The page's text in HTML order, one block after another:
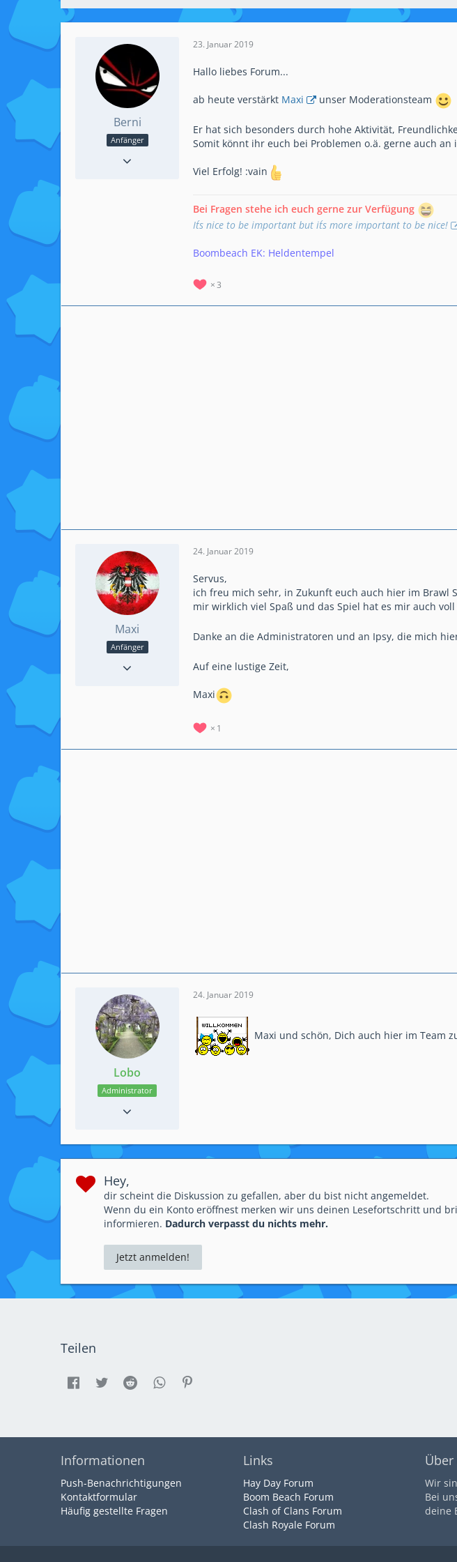
Berni
Anfänger
23. Januar 2019
Hallo liebes Forum...
ab heute verstärkt Maxi unser Moderationsteam
Er hat sich besonders durch hohe Aktivität,
Somit könnt ihr euch bei Problemen o.ä. gerne auch an
Viel Erfolg! :vain
Bei Fragen stehe ich euch gerne zur Verfügung
It´s nice to be important but it´s more important to be nice!
Boombeach EK: Heldentempel
3
Maxi
Anfänger
24. Januar 2019
Servus,
ich freu mich sehr, in Zukunft euch auch hier im Brawl
mir wirklich viel Spaß und das Spiel hat es mir auch voll
Danke an die Administratoren und an Ipsy, die mich
Auf eine lustige Zeit,
Maxi
1
Lobo
Administrator
24. Januar 2019
Maxi und schön, Dich auch hier im Team
Hey,
dir scheint die Diskussion zu gefallen, aber du bist nicht angemeldet.
Wenn du ein Konto eröffnest merken wir uns deinen Lesefortschritt und
informieren. Dadurch verpasst du nichts mehr.
Jetzt anmelden!
Teilen
Informationen
Push-Benachrichtigungen
Kontaktformular
Häufig gestellte Fragen
Links
Hay Day Forum
Boom Beach Forum
Clash of Clans Forum
Clash Royale Forum
Über
Wir
Bei
deine